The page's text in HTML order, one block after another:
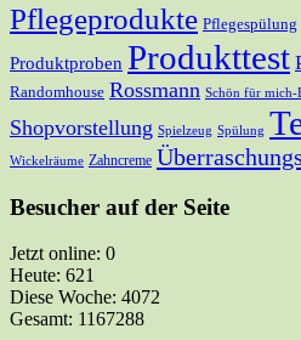
Pflegeprodukte Pflegespülung
Produktproben Produkttest
Randomhouse Rossmann Schön für mich-
Shopvorstellung Spielzeug Spülung
Wickelräume Zahncreme
Besucher auf der Seite
Jetzt online: 0
Heute: 621
Diese Woche: 4072
Gesamt: 1167288